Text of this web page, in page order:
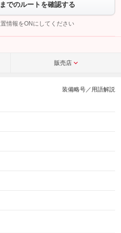
タップして問い合わせを
ちら
でのルートを確認する
情報をONにしてください
販売店
装備略号／用語解説